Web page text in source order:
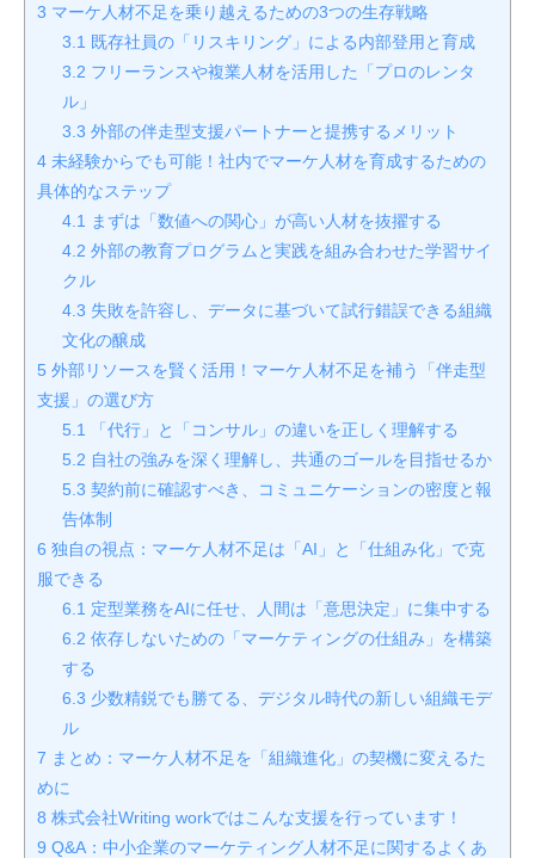
3 マーケ人材不足を乗り越えるための3つの生存戦略
3.1 既存社員の「リスキリング」による内部登用と育成
3.2 フリーランスや複業人材を活用した「プロのレンタ
ル」
3.3 外部の伴走型支援パートナーと提携するメリット
4 未経験からでも可能！社内でマーケ人材を育成するための
具体的なステップ
4.1
まずは「数値への関心」が高い人材を抜擢する
4.2 外部の教育プログラムと実践を組み合わせた学習サイ
クル
4.3 失敗を許容し、データに基づいて試行錯誤できる組織
文化の醸成
5 外部リソースを賢く活用！マーケ人材不足を補う「伴走型
支援」の選び方
5.1
「代行」と「コンサル」の違いを正しく理解する
5.2 自社の強みを深く理解し、共通のゴールを目指せるか
5.3 契約前に確認すべき、コミュニケーションの密度と報
告体制
6 独自の視点：マーケ人材不足は「AI」と「仕組み化」で克
服できる
6.1 定型業務をAIに任せ、人間は「意思決定」に集中する
6.2 依存しないための「マーケティングの仕組み」を構築
する
6.3 少数精鋭でも勝てる、デジタル時代の新しい組織モデ
ル
7 まとめ：マーケ人材不足を「組織進化」の契機に変えるた
めに
8 株式会社Writing workではこんな支援を行っています！
9 Q&A：中小企業のマーケティング人材不足に関するよくあ